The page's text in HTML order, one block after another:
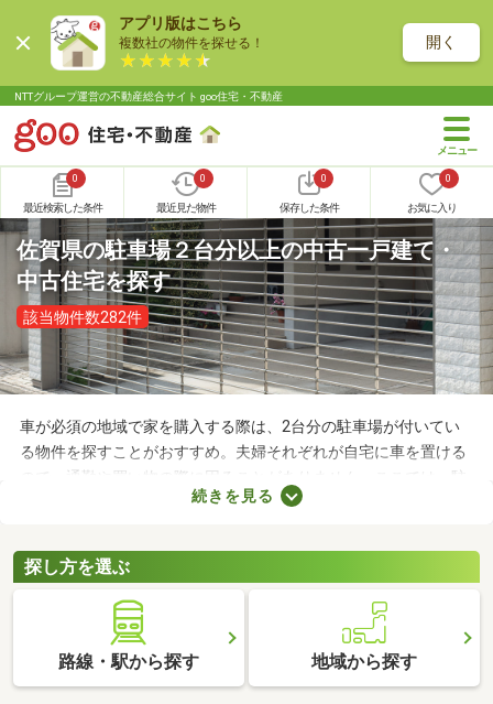
アプリ版はこちら
複数社の物件を探せる！ 開く
NTTグループ運営の不動産総合サイト goo住宅・不動産
0
最近検索した条件
0
最近見た物件
0
保存した条件
0
お気に入り
佐賀県の駐車場２台分以上の中古一戸建て・
中古住宅を探す
該当物件数282件
車が必須の地域で家を購入する際は、2台分の駐車場が付いてい
る物件を探すことがおすすめ。夫婦それぞれが自宅に車を置ける
ので、通勤や買い物の際に困ることがありません。ここでは、駐
車場2台分以上を備えている中古の一戸建てを紹介します。物件
トをチェックしましょう。
続きを見る
探し方を選ぶ
路線・駅から探す 地域から探す